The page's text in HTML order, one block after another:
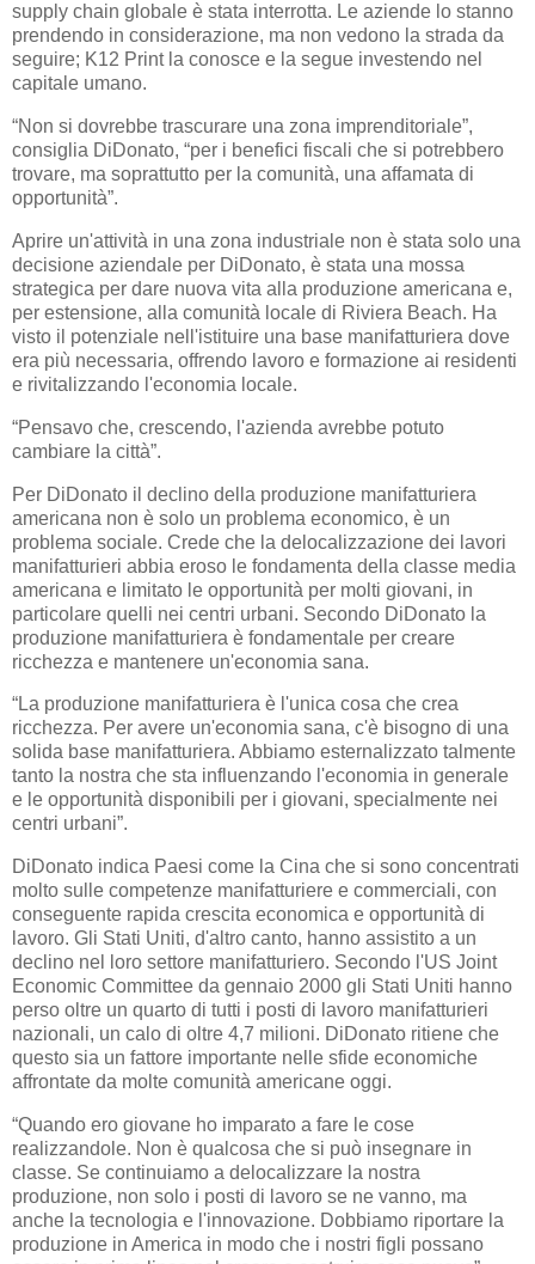
supply chain globale è stata interrotta. Le aziende lo stanno
prendendo in considerazione, ma non vedono la strada da
seguire; K12 Print la conosce e la segue investendo nel
capitale umano.
“Non si dovrebbe trascurare una zona imprenditoriale”,
consiglia DiDonato, “per i benefici fiscali che si potrebbero
trovare, ma soprattutto per la comunità, una affamata di
opportunità”.
Aprire un'attività in una zona industriale non è stata solo una
decisione aziendale per DiDonato, è stata una mossa
strategica per dare nuova vita alla produzione americana e,
per estensione, alla comunità locale di Riviera Beach. Ha
visto il potenziale nell'istituire una base manifatturiera dove
era più necessaria, offrendo lavoro e formazione ai residenti
e rivitalizzando l'economia locale.
“Pensavo che, crescendo, l'azienda avrebbe potuto
cambiare la città”.
Per DiDonato il declino della produzione manifatturiera
americana non è solo un problema economico, è un
problema sociale. Crede che la delocalizzazione dei lavori
manifatturieri abbia eroso le fondamenta della classe media
americana e limitato le opportunità per molti giovani, in
particolare quelli nei centri urbani. Secondo DiDonato la
produzione manifatturiera è fondamentale per creare
ricchezza e mantenere un'economia sana.
“La produzione manifatturiera è l'unica cosa che crea
ricchezza. Per avere un'economia sana, c'è bisogno di una
solida base manifatturiera. Abbiamo esternalizzato talmente
tanto la nostra che sta influenzando l'economia in generale
e le opportunità disponibili per i giovani, specialmente nei
centri urbani”.
DiDonato indica Paesi come la Cina che si sono concentrati
molto sulle competenze manifatturiere e commerciali, con
conseguente rapida crescita economica e opportunità di
lavoro. Gli Stati Uniti, d'altro canto, hanno assistito a un
declino nel loro settore manifatturiero. Secondo l'US Joint
Economic Committee da gennaio 2000 gli Stati Uniti hanno
perso oltre un quarto di tutti i posti di lavoro manifatturieri
nazionali, un calo di oltre 4,7 milioni. DiDonato ritiene che
questo sia un fattore importante nelle sfide economiche
affrontate da molte comunità americane oggi.
“Quando ero giovane ho imparato a fare le cose
realizzandole. Non è qualcosa che si può insegnare in
classe. Se continuiamo a delocalizzare la nostra
produzione, non solo i posti di lavoro se ne vanno, ma
anche la tecnologia e l'innovazione. Dobbiamo riportare la
produzione in America in modo che i nostri figli possano